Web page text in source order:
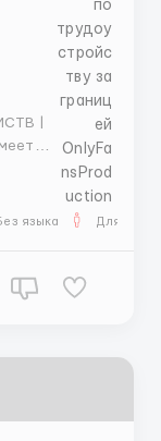
|
в
знакомств —
языка Для